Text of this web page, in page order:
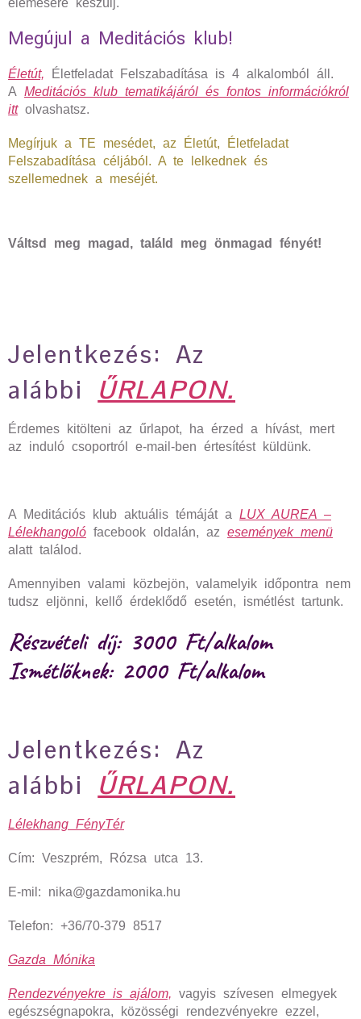
elemésére készülj.
Megújul a Meditációs klub!
Életút, Életfeladat Felszabadítása is 4 alkalomból áll.
A Meditációs klub tematikájáról és fontos információkról
ittolvashatsz.
Megírjuk a TE mesédet, az Életút, Életfeladat
Felszabadítása céljából. A te lelkednek és
szellemednek a meséjét.
Váltsd meg magad, találd meg önmagad fényét!
Jelentkezés: Az
alábbi ŰRLAPON.
Érdemes kitölteni az űrlapot, ha érzed a hívást, mert
az induló csoportról e-mail-ben értesítést küldünk.
A Meditációs klub aktuális témáját a LUX AUREA –
Lélekhangoló facebook oldalán, az események menü
alatt találod.
Amennyiben valami közbejön, valamelyik időpontra nem
tudsz eljönni, kellő érdeklődő esetén, ismétlést tartunk.
Részvételi díj: 3000 Ft/alkalom
Ismétlőknek: 2000 Ft/alkalom
Jelentkezés: Az
alábbi ŰRLAPON.
Lélekhang FényTér
Cím: Veszprém, Rózsa utca 13.
E-mil: nika@gazdamonika.hu
Telefon: +36/70-379 8517
Gazda Mónika
Rendezvényekre is ajálom, vagyis szívesen elmegyek
egészségnapokra, közösségi rendezvényekre ezzel,